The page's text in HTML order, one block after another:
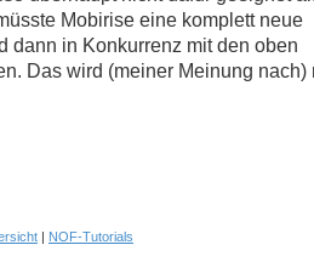
Mobirise eine komplett neue
dann in Konkurrenz mit den oben
Das wird (meiner Meinung nach)
| NOF-Tutorials